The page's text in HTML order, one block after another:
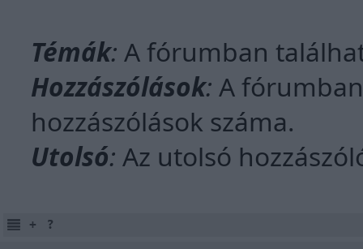
Témák: A fórumban
Hozzászólások: A
hozzászólások száma.
Utolsó: Az utolsó